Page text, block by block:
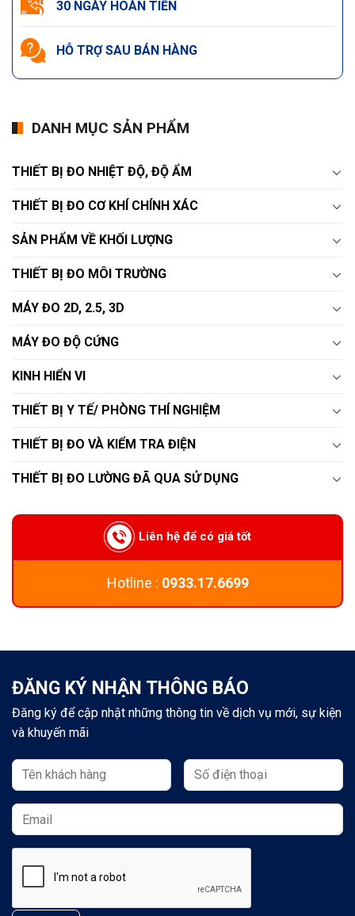
30 NGÀY HOÀN TIỀN
HỖ TRỢ SAU BÁN HÀNG
DANH MỤC SẢN PHẨM
THIẾT BỊ ĐO NHIỆT ĐỘ, ĐỘ ẨM
THIẾT BỊ ĐO CƠ KHÍ CHÍNH XÁC
SẢN PHẨM VỀ KHỐI LƯỢNG
THIẾT BỊ ĐO MÔI TRƯỜNG
MÁY ĐO 2D, 2.5, 3D
MÁY ĐO ĐỘ CỨNG
KINH HIỂN VI
THIẾT BỊ Y TẾ/ PHÒNG THÍ NGHIỆM
THIẾT BỊ ĐO VÀ KIỂM TRA ĐIỆN
THIẾT BỊ ĐO LƯỜNG ĐÃ QUA SỬ DỤNG
Liên hệ để có giá tốt
Hotline : 0933.17.6699
ĐĂNG KÝ NHẬN THÔNG BÁO
Đăng ký để cập nhật những thông tin về dịch vụ mới, sự kiện
và khuyến mãi